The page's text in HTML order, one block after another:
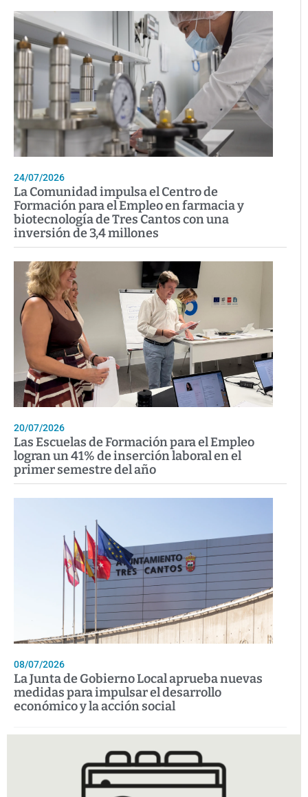
24/07/2026
La Comunidad impulsa el Centro de
Formación para el Empleo en farmacia y
biotecnología de Tres Cantos con una
inversión de 3,4 millones
20/07/2026
Las Escuelas de Formación para el Empleo
logran un 41% de inserción laboral en el
primer semestre del año
08/07/2026
La Junta de Gobierno Local aprueba nuevas
medidas para impulsar el desarrollo
económico y la acción social